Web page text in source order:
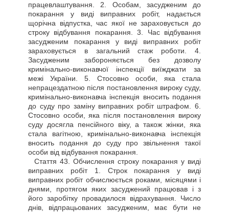
працевлаштування. 2. Особам, засудженим до
покарання у виді виправних робіт, надається
щорічна відпустка, час якої не зараховується до
строку відбування покарання. 3. Час відбування
засудженим покарання у виді виправних робіт
зараховується в загальний стаж роботи. 4.
Засудженим забороняється без дозволу
кримінально-виконавчої інспекції виїжджати за
межі України. 5. Стосовно особи, яка стала
непрацездатною після постановлення вироку суду,
кримінально-виконавча інспекція вносить подання
до суду про заміну виправних робіт штрафом. 6.
Стосовно особи, яка після постановлення вироку
суду досягла пенсійного віку, а також жінки, яка
стала вагітною, кримінально-виконавча інспекція
вносить подання до суду про звільнення такої
особи від відбування покарання.
Стаття 43. Обчислення строку покарання у виді
виправних робіт 1. Строк покарання у виді
виправних робіт обчислюється роками, місяцями і
днями, протягом яких засуджений працював і з
його заробітку провадилося відрахування. Число
днів, відпрацьованих засудженим, має бути не